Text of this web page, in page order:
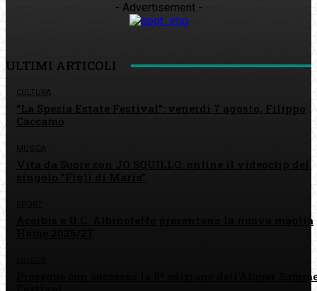
- Advertisement -
ULTIMI ARTICOLI
CULTURA
“La Spezia Estate Festival”: venerdì 7 agosto, Filippo
Caccamo
MUSICA
Acerbis e U.C. Albinoleffe presentano la nuova maglia
Prosegue con successo la 5ª edizione dell’Alguer